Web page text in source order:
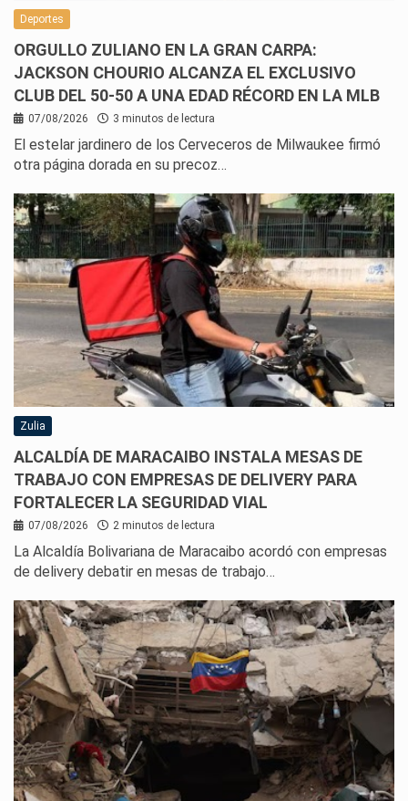
Deportes
ORGULLO ZULIANO EN LA GRAN CARPA:
JACKSON CHOURIO ALCANZA EL EXCLUSIVO
CLUB DEL 50-50 A UNA EDAD RÉCORD EN LA MLB
07/08/2026 3 minutos de lectura
El estelar jardinero de los Cerveceros de Milwaukee firmó
otra página dorada en su precoz…
Zulia
ALCALDÍA DE MARACAIBO INSTALA MESAS DE
TRABAJO CON EMPRESAS DE DELIVERY PARA
FORTALECER LA SEGURIDAD VIAL
07/08/2026 2 minutos de lectura
La Alcaldía Bolivariana de Maracaibo acordó con empresas
de delivery debatir en mesas de trabajo…